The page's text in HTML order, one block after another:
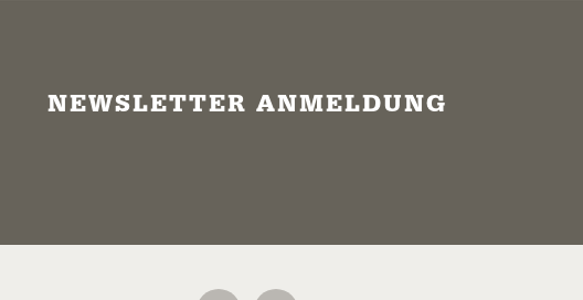
NEWSLETTER ANMELDUNG